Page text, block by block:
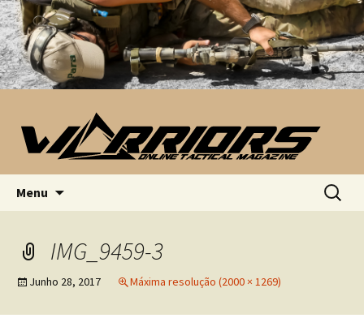
Menu
por:
IMG_9459-3
Junho 28, 2017 Máxima resolução (2000 × 1269)